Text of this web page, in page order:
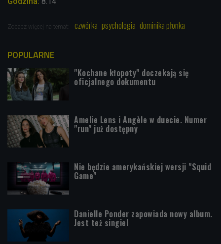
Zobacz więcej na temat: czwórka psychologia dominika płonka
POPULARNE
"Kochane kłopoty" doczekają się
oficjalnego dokumentu
Amelie Lens i Angèle w duecie. Numer
"run" już dostępny
Nie będzie amerykańskiej wersji "Squid
Game"
Danielle Ponder zapowiada nowy album.
Jest też singiel